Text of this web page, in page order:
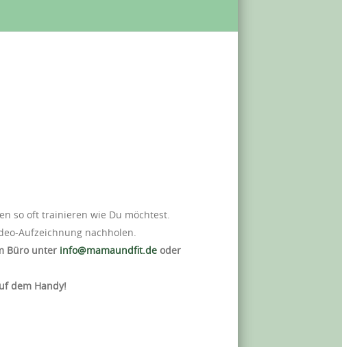
so oft trainieren wie Du möchtest.
Aufzeichnung nachholen.
Büro unter info@mamaundfit.de oder
dem Handy!